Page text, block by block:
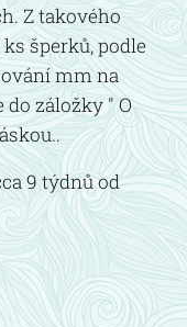
Z takového
šperků, podle
mm na
do záložky " O
9 týdnů od